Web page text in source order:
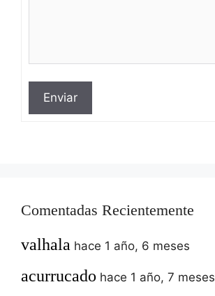
Enviar
Comentadas Recientemente
valhala hace 1 año, 6 meses
acurrucado hace 1 año, 7 meses